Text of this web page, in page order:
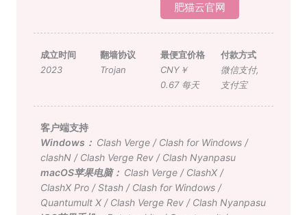
肥猫云官网
成立时间
2023
翻墙协议
Trojan
最便宜价格
CNY￥
0.67 每天
付款方式
微信支付,
支付宝
客户端支持
Windows： Clash Verge/ Clash for Windows/
clashN/ Clash Verge Rev/ Clash Nyanpasu
macOS苹果电脑： Clash Verge/ ClashX/
ClashX Pro/Stash/ Clash for Windows/
Quantumult X/ Clash Verge Rev/ Clash Nyanpasu